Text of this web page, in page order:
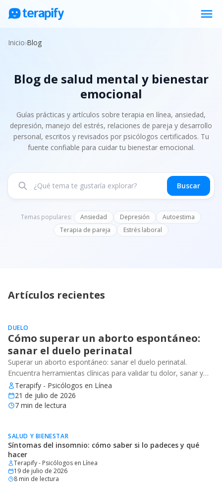
menu
Psicólogos en línea
Opiniones
Preguntas frecuentes
Blog
Trabaja con nosotros
Inicio›Blog
Blog de salud mental y bienestar
emocional
Guías prácticas y artículos sobre terapia en línea, ansiedad,
depresión, manejo del estrés, relaciones de pareja y desarrollo
personal, escritos y revisados por psicólogos certificados. Tu
fuente confiable para cuidar tu bienestar emocional.
Buscar
Temas populares: Ansiedad Depresión
Autoestima
Terapia de pareja
Estrés laboral
Artículos recientes
DUELO
Cómo superar un aborto espontáneo:
sanar el duelo perinatal
Superar un aborto espontáneo: sanar el duelo perinatal.
Encuentra herramientas clínicas para validar tu dolor, sanar y
recuperar tu bienestar emocional.
Terapify - Psicólogos en Línea
21 de julio de 2026
7 min de lectura
SALUD Y BIENESTAR
Síntomas del insomnio: cómo saber si lo padeces y qué
hacer
Terapify - Psicólogos en Línea
19 de julio de 2026
8 min de lectura